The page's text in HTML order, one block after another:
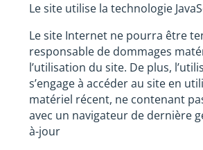
Le site utilise la technologie
Le site Internet ne pourra être
responsable de dommages
l’utilisation du site. De plus,
s’engage à accéder au site en
matériel récent, ne contenant
avec un navigateur de dernière
à-jour